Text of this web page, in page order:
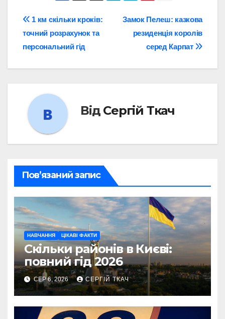
Навігація
записів
Замок Пелеш: казкова
резиденція королів
серед Карпат
1 км скільки кроків:
точний розрахунок та
персональний гід
Від Сергій Ткач
Пов’язаний запис
НАВЧАННЯ ЦІКАВІ ФАКТИ
Скільки районів в Києві:
повний гід 2026
СЕР 6, 2026 СЕРГІЙ ТКАЧ